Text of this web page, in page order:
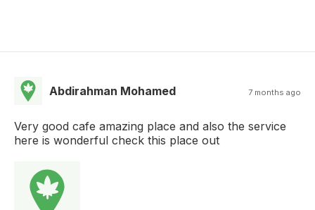
Abdirahman Mohamed 7 months ago
Very good cafe amazing place and also the service
here is wonderful check this place out